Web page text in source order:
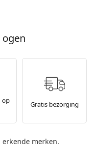
op
Gratis bezorging
merken.